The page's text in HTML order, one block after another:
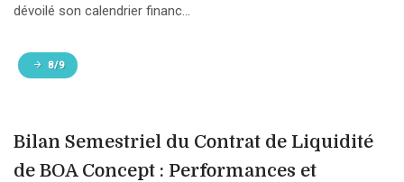
dévoilé son calendrier financ...
8/9
Bilan Semestriel du Contrat de Liquidité
de BOA Concept : Performances et